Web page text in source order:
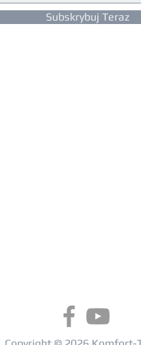
Subskrybuj Teraz